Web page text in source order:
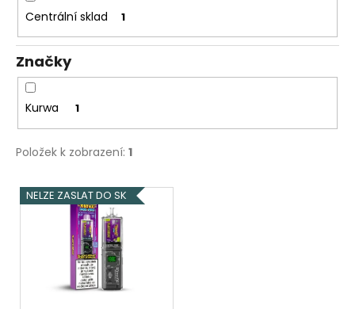
Centrální sklad 1
Značky
Kurwa 1
Položek k zobrazení: 1
V
ý
NELZE ZASLAT DO SK